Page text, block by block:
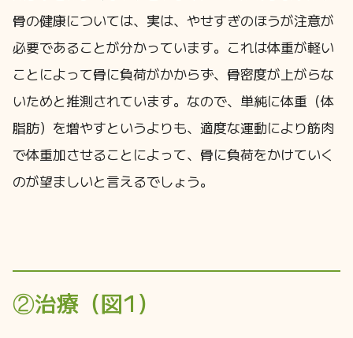
骨の健康については、実は、やせすぎのほうが注意が
必要であることが分かっています。これは体重が軽い
ことによって骨に負荷がかからず、骨密度が上がらな
いためと推測されています。なので、単純に体重（体
脂肪）を増やすというよりも、適度な運動により筋肉
で体重加させることによって、骨に負荷をかけていく
のが望ましいと言えるでしょう。
②治療（図1）